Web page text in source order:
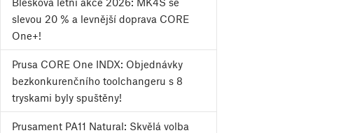
slevou 20 % a levnější doprava CORE
One+!
Prusa CORE One INDX: Objednávky
bezkonkurenčního toolchangeru s 8
tryskami byly spuštěny!
Prusament PA11 Natural: Skvělá volba